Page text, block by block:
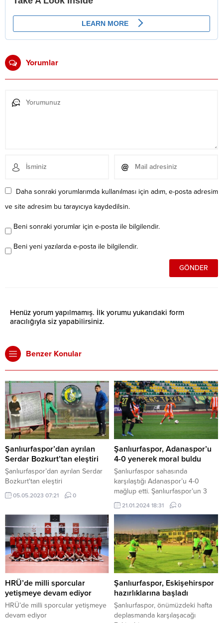
Yorumlar
Daha sonraki yorumlarımda kullanılması için adım, e-posta adresim
ve site adresim bu tarayıcıya kaydedilsin.
Beni sonraki yorumlar için e-posta ile bilgilendir.
Beni yeni yazılarda e-posta ile bilgilendir.
Henüz yorum yapılmamış. İlk yorumu yukarıdaki form
aracılığıyla siz yapabilirsiniz.
Benzer Konular
Şanlıurfaspor’dan ayrılan
Serdar Bozkurt’tan eleştiri
Şanlıurfaspor’dan ayrılan Serdar
Bozkurt'tan eleştiri
05.05.2023 07:21 0
Şanlıurfaspor, Adanaspor’u
4-0 yenerek moral buldu
Şanlıurfaspor sahasında
karşılaştığı Adanaspor’u 4-0
mağlup etti. Şanlıurfaspor’un 3
golünü yeni transferleri
kaydederken, sarı yeşilli takım
haftalar sonra 3 puan ile tanıştı.
Trendyol 1. Liginde 19. hafta
maçında Astor Enerji
Şanlıurfaspor, sahasında
Adanaspor ile karşı karşıya geldi.
Saat 16.00’da 11 Nisan
Stadyumunda oynanan
karşılaşmada hakem Erkan
Özdamar düdük çaldı.
Özdamar’ın...
21.01.2024 18:31 0
HRÜ’de milli sporcular
yetişmeye devam ediyor
HRÜ’de milli sporcular yetişmeye
devam ediyor
Şanlıurfaspor, Eskişehirspor
hazırlıklarına başladı
Şanlıurfaspor, önümüzdeki hafta
deplasmanda karşılaşacağı